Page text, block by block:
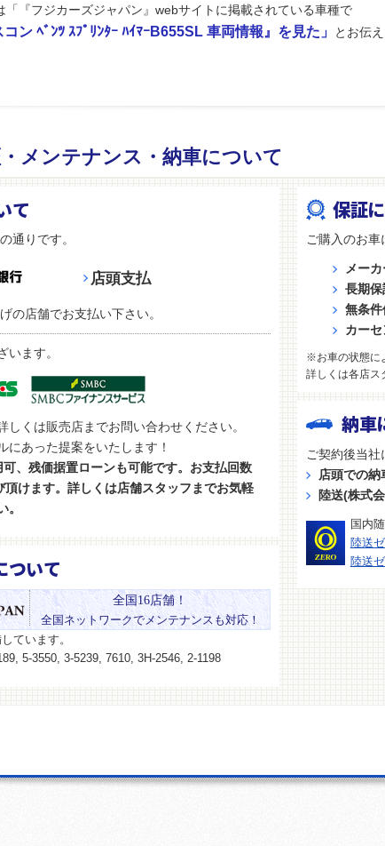
「『フジカーズジャパン』webサイトに掲載されている車種で
ン ﾍﾞﾝﾂ ｽﾌﾟﾘﾝﾀｰ ﾊｲﾏｰB655SL 車両情報』を見た」
とお伝
メンテナンス・納車について
て
通りです。
店頭支払
の店舗でお支払い下さい。
います。
しくは販売店までお問い合わせください。
にあった提案をいたします！
、残価据置ローンも可能です。お支払回数
頂けます。詳しくは店舗スタッフまでお気軽
。
ついて
全国16店舗！
全国ネットワークでメンテナンスも対応！
ています。
5-3550, 3-5239, 7610, 3H-2546, 2-1198
保証
ご購入のお車
メー
長期
無条
カー
※お車の状態に
詳しくは各店ス
納車
ご契約後当社
店頭での納
陸送(株式
国内
陸送
陸送